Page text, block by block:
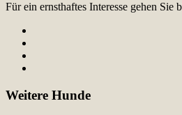
Für ein ernsthaftes Interesse gehen
Weitere Hunde